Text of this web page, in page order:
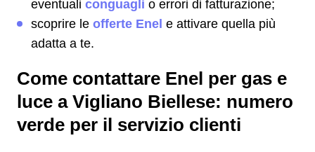
eventuali conguagli o errori di fatturazione;
scoprire le offerte Enel e attivare quella più
adatta a te.
Come contattare Enel per gas e
luce a Vigliano Biellese: numero
verde per il servizio clienti